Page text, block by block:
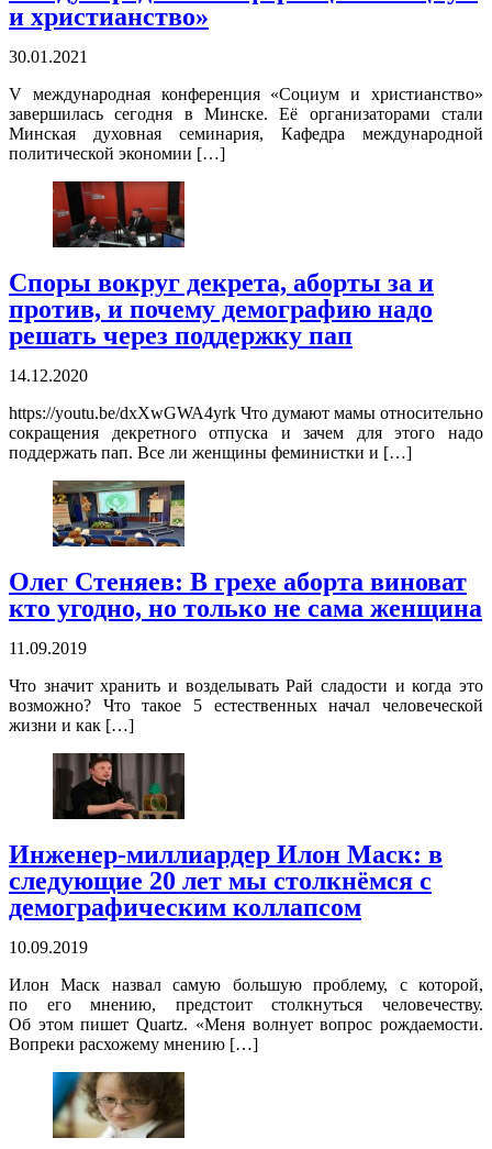
и христианство»
30.01.2021
V международная конференция «Социум и христианство»
завершилась сегодня в Минске. Её организаторами стали
Минская духовная семинария, Кафедра международной
политической экономии […]
Споры вокруг декрета, аборты за и
против, и почему демографию надо
решать через поддержку пап
14.12.2020
https://youtu.be/dxXwGWA4yrk Что думают мамы относительно
сокращения декретного отпуска и зачем для этого надо
поддержать пап. Все ли женщины феминистки и […]
Олег Стеняев: В грехе аборта виноват
кто угодно, но только не сама женщина
11.09.2019
Что значит хранить и возделывать Рай сладости и когда это
возможно? Что такое 5 естественных начал человеческой
жизни и как […]
Инженер-миллиардер Илон Маск: в
следующие 20 лет мы столкнёмся с
демографическим коллапсом
10.09.2019
Илон Маск назвал самую большую проблему, с которой,
по его мнению, предстоит столкнуться человечеству.
Об этом пишет Quartz. «Меня волнует вопрос рождаемости.
Вопреки расхожему мнению […]